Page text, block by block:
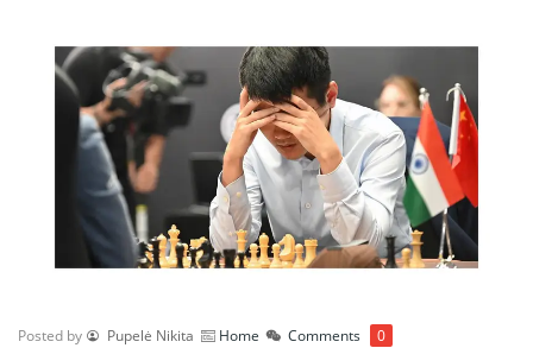
Posted by Pupelė Nikita Home Comments 0